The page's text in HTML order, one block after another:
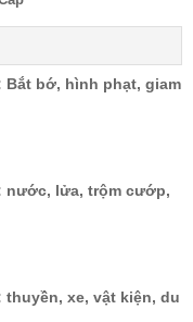
Bắt bớ, hình phạt, giam
nước, lửa, trộm cướp,
xe, vật kiện, du